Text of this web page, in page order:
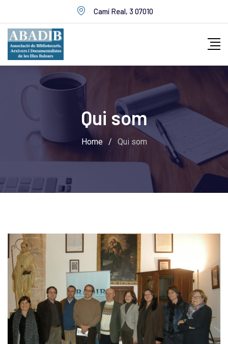
Camí Real, 3 07010
Qui som
Home / Qui som